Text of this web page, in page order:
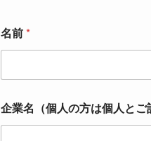
名前*
企業名（個人の方は個人とご